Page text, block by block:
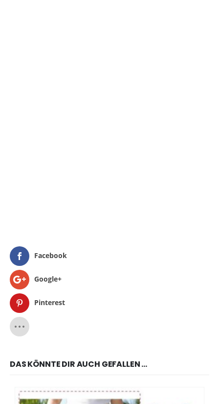
Facebook
Google+
Pinterest
DAS KÖNNTE DIR AUCH GEFALLEN …